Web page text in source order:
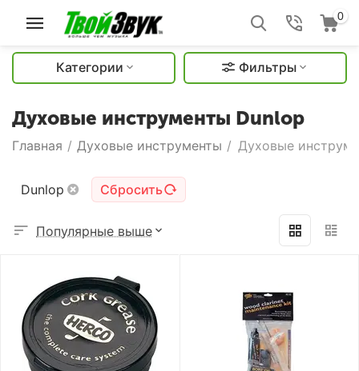
0
Категории Фильтры
Духовые инструменты Dunlop
Главная / Духовые инструменты / Духовые
Dunlop Сбросить
Популярные выше